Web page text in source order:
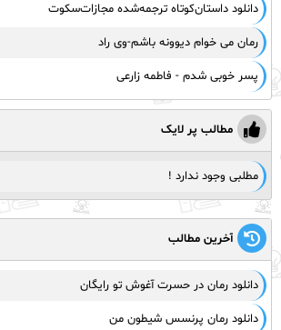
دانلود داستان‌کوتاه ترجمه‌شده مجازات‌سکوت
رمان می خوام دیوونه باشم-وی راد
پسر خوبی شدم - فاطمه زارعی
مطالب پر لایک
مطلبی وجود ندارد !
آخرین مطالب
دانلود رمان در حسرت آغوش تو رایگان
دانلود رمان پرنسس شیطون من